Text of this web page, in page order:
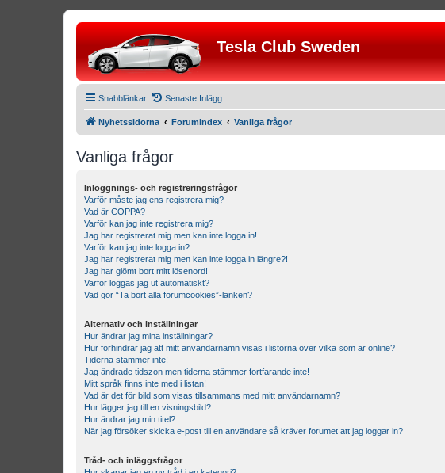
Tesla Club Sweden
Snabblänkar Senaste Inlägg
Nyhetssidorna Forumindex Vanliga frågor
Vanliga frågor
Inloggnings- och registreringsfrågor
Varför måste jag ens registrera mig?
Vad är COPPA?
Varför kan jag inte registrera mig?
Jag har registrerat mig men kan inte logga in!
Varför kan jag inte logga in?
Jag har registrerat mig men kan inte logga in längre?!
Jag har glömt bort mitt lösenord!
Varför loggas jag ut automatiskt?
Vad gör “Ta bort alla forumcookies”-länken?
Alternativ och inställningar
Hur ändrar jag mina inställningar?
Hur förhindrar jag att mitt användarnamn visas i listorna över vilka som är online?
Tiderna stämmer inte!
Jag ändrade tidszon men tiderna stämmer fortfarande inte!
Mitt språk finns inte med i listan!
Vad är det för bild som visas tillsammans med mitt användarnamn?
Hur lägger jag till en visningsbild?
Hur ändrar jag min titel?
När jag försöker skicka e-post till en användare så kräver forumet att jag loggar in?
Tråd- och inläggsfrågor